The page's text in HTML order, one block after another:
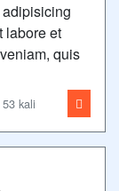
labore et
quis
kali